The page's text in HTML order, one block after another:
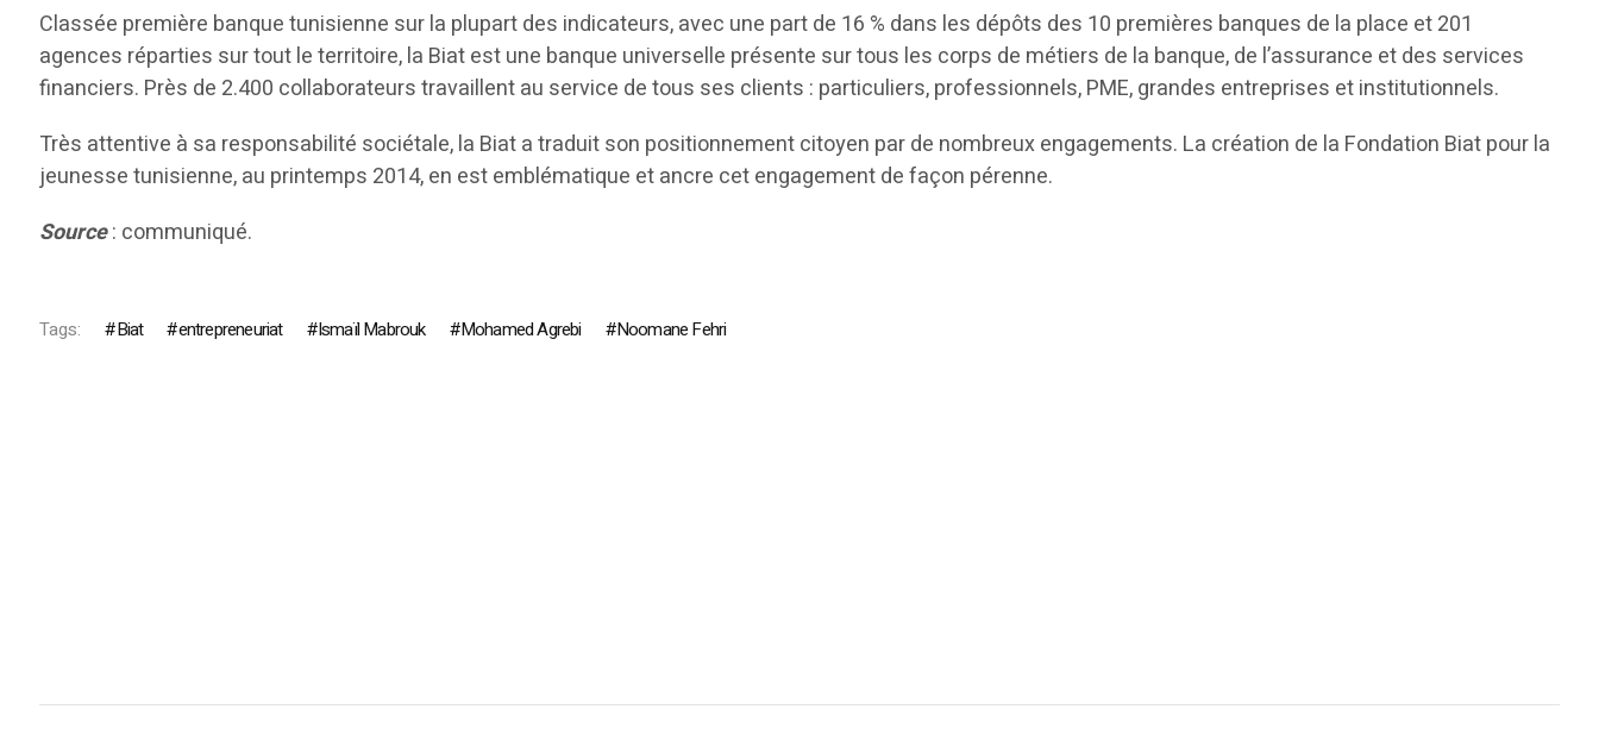
Classée première banque tunisienne sur la plupart des indicateurs, avec une part de 16 % dans les dépôts des 10 premières banques de la place et 201
agences réparties sur tout le territoire, la Biat est une banque universelle présente sur tous les corps de métiers de la banque, de l’assurance et des services
financiers. Près de 2.400 collaborateurs travaillent au service de tous ses clients : particuliers, professionnels, PME, grandes entreprises et institutionnels.
Très attentive à sa responsabilité sociétale, la Biat a traduit son positionnement citoyen par de nombreux engagements. La création de la Fondation Biat pour la
jeunesse tunisienne, au printemps 2014, en est emblématique et ancre cet engagement de façon pérenne.
Source: communiqué.
Tags: Biat entrepreneuriat Ismaïl Mabrouk Mohamed Agrebi Noomane Fehri